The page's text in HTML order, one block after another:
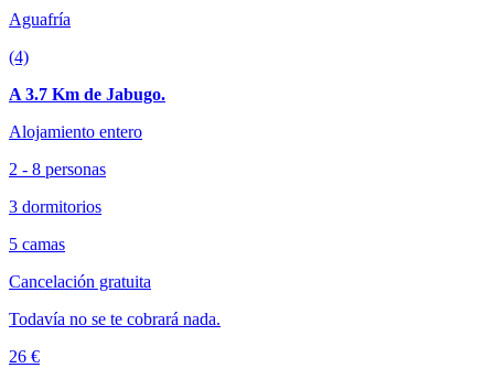
Aguafría
(4)
A 3.7 Km de Jabugo.
Alojamiento entero
2 - 8 personas
3 dormitorios
5 camas
Cancelación gratuita
Todavía no se te cobrará nada.
26 €